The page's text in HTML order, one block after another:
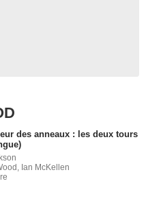
des anneaux : les deux tours
Ian McKellen